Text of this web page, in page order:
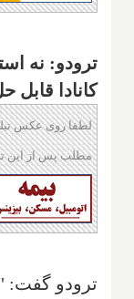
ترودو: نه
کانادا
لطفا روی عکس
مطلب پس از این
ترودو